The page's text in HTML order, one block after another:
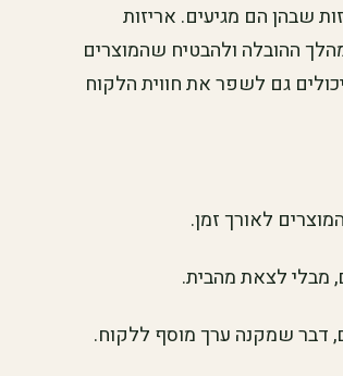
שבהן הם מגיעים. אריזות
ההובלה ולהבטיח שהמוצרים
גם לשפר את חווית הלקוח
לאורך זמן.
מבלי לצאת מהבית.
דבר שמקנה ערך מוסף ללקוח.